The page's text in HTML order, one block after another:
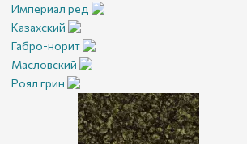
Империал ред
Казахский
Габро-норит
Масловский
Роял грин